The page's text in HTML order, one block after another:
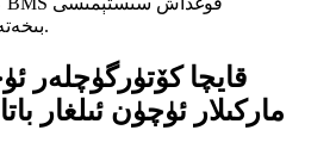
بىخەتەرلىكنى كۈچەيتىدۇ.
قايچا كۆتۈرگۈچلەر
ماركىلار ئۈچۈن ئىلغار